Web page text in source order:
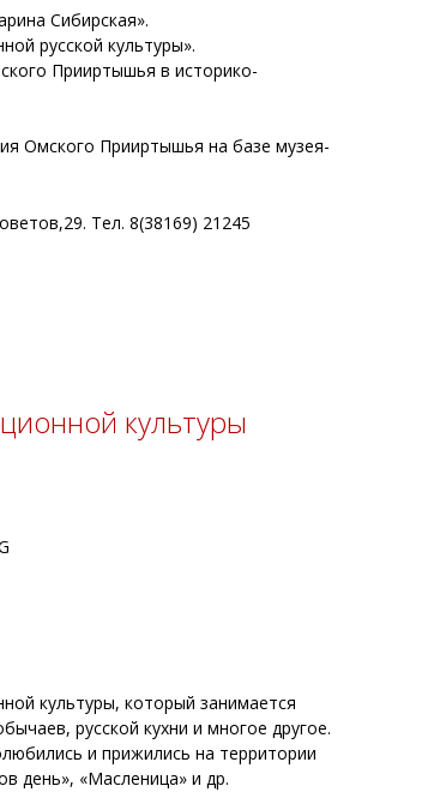
Сибирская».
русской культуры».
Прииртышья в историко-
Омского Прииртышья на базе музея-
Тел. 8(38169) 21245
культуры
культуры, который занимается
русской кухни и многое другое.
и прижились на территории
день», «Масленица» и др.